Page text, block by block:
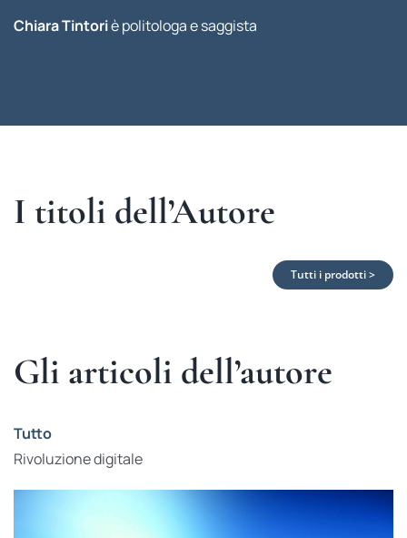
Chiara Tintoriè politologa e saggista
I titoli dell’Autore
Tutti i prodotti >
Gli articoli dell’autore
Tutto
Rivoluzione digitale